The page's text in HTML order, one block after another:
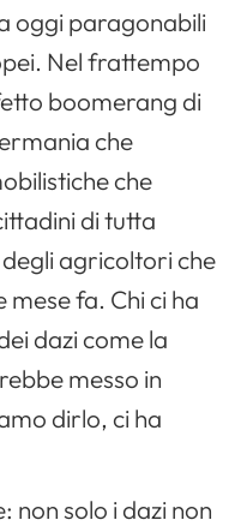
oggi paragonabili
Nel frattempo
boomerang di
che
che
di tutta
agricoltori che
fa. Chi ci ha
dazi come la
messo in
dirlo, ci ha
non solo i dazi non